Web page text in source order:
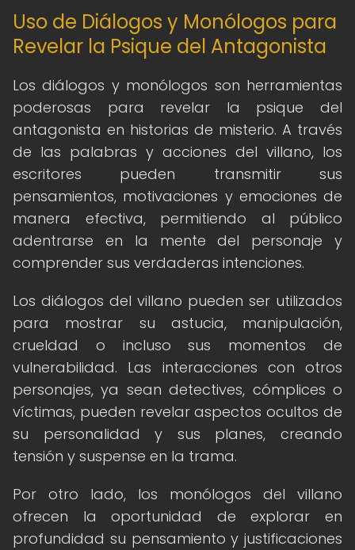
Uso de Diálogos y Monólogos para
Revelar la Psique del Antagonista
Los diálogos y monólogos son herramientas
poderosas para revelar la psique del
antagonista en historias de misterio. A través
de las palabras y acciones del villano, los
escritores pueden transmitir sus
pensamientos, motivaciones y emociones de
manera efectiva, permitiendo al público
adentrarse en la mente del personaje y
comprender sus verdaderas intenciones.
Los diálogos del villano pueden ser utilizados
para mostrar su astucia, manipulación,
crueldad o incluso sus momentos de
vulnerabilidad. Las interacciones con otros
personajes, ya sean detectives, cómplices o
víctimas, pueden revelar aspectos ocultos de
su personalidad y sus planes, creando
tensión y suspense en la trama.
Por otro lado, los monólogos del villano
ofrecen la oportunidad de explorar en
profundidad su pensamiento y justificaciones